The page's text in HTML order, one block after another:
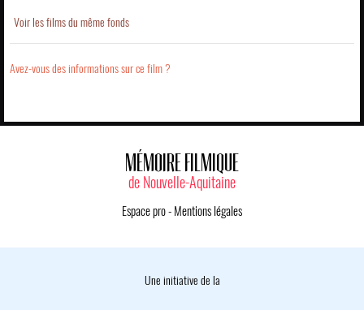
Voir les films du même fonds
Avez-vous des informations sur ce film ?
MÉMOIRE FILMIQUE
de Nouvelle-Aquitaine
Espace pro- Mentions légales
Une initiative de la